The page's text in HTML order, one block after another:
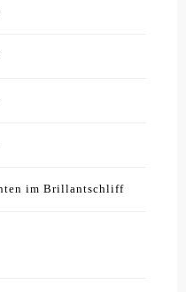
im Brillantschliff